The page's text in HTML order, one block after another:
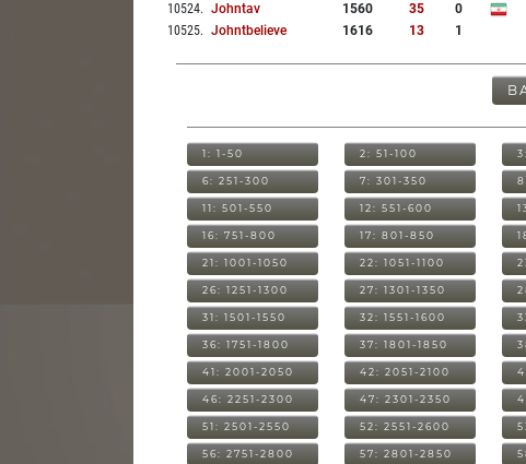
10524. Johntav 1560 35
0
10525. Johntbelieve 1616 13 1
1: 1-50 2: 51-100
6: 251-300 7: 301-350
11: 501-550 12: 551-600
16: 751-800 17: 801-850
21: 1001-1050 22: 1051-1100
26: 1251-1300 27: 1301-1350
31: 1501-1550 32: 1551-1600
36: 1751-1800 37: 1801-1850
41: 2001-2050 42: 2051-2100
46: 2251-2300 47: 2301-2350
51: 2501-2550 52: 2551-2600
56: 2751-2800 57: 2801-2850